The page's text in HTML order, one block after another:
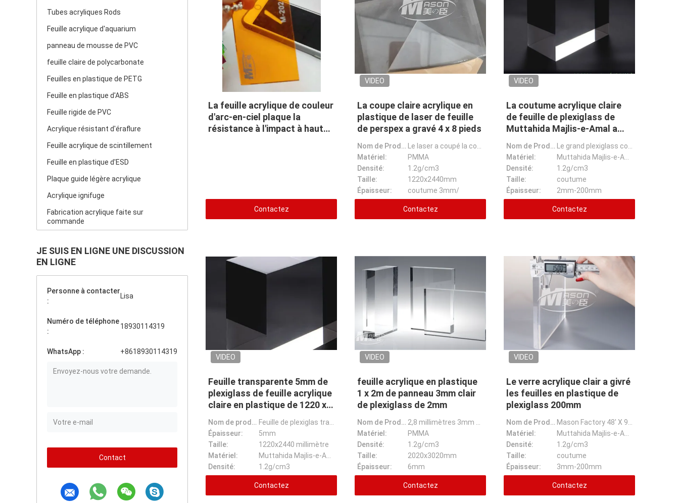
Tubes acryliques Rods
Feuille acrylique d'aquarium
panneau de mousse de PVC
feuille claire de polycarbonate
Feuilles en plastique de PETG
Feuille en plastique d'ABS
Feuille rigide de PVC
Acrylique résistant d'éraflure
Feuille acrylique de scintillement
Feuille en plastique d'ESD
Plaque guide légère acrylique
Acrylique ignifuge
Fabrication acrylique faite sur
commande
JE SUIS EN LIGNE UNE DISCUSSION
EN LIGNE
Personne à contacter
:
Lisa
Numéro de téléphone
:
18930114319
WhatsApp : +8618930114319
Contact
La feuille acrylique de couleur
d'arc-en-ciel plaque la
résistance à l'impact à haute
Contactez
VIDEO
La coupe claire acrylique en
plastique de laser de feuille
de perspex a gravé 4 x 8 pieds
Nom de Prodcuct:
Matériel:
PMMA
Densité:
1.2g/cm3
Taille:
1220x2440mm
Épaisseur:
coutume 3mm/
Contactez
VIDEO
La coutume acrylique claire
de feuille de plexiglass de
Muttahida Majlis-e-Amal a
transparents
Nom de Prodcuct:
Matériel:
Densité:
1.2g/cm3
Taille:
coutume
Épaisseur:
2mm-200mm
Contactez
VIDEO
Feuille transparente 5mm de
plexiglass de feuille acrylique
claire en plastique de 1220 x
Nom de produit:
Épaisseur:
5mm
Taille:
1220x2440 millimètre
Matériel:
Densité:
1.2g/cm3
Contactez
VIDEO
feuille acrylique en plastique
1 x 2m de panneau 3mm clair
de plexiglass de 2mm
Nom de Prodcuct:
Matériel:
PMMA
Densité:
1.2g/cm3
Taille:
2020x3020mm
Épaisseur:
6mm
Contactez
VIDEO
Le verre acrylique clair a givré
les feuilles en plastique de
plexiglass 200mm
Nom de Prodcuct:
Matériel:
Densité:
1.2g/cm3
Taille:
coutume
Épaisseur:
3mm-200mm
Contactez